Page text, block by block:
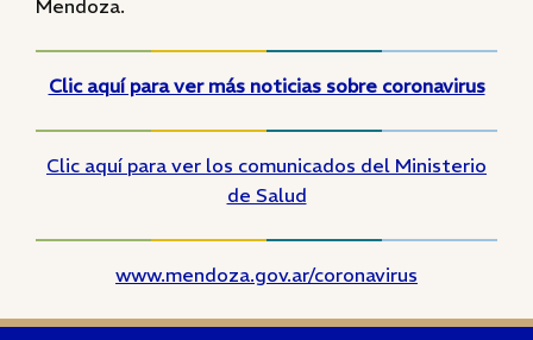
Mendoza.
Clic aquí para ver más noticias sobre coronavirus
Clic aquí para ver los comunicados del Ministerio
de Salud
www.mendoza.gov.ar/coronavirus